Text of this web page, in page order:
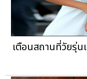
เตือนสถานที่วัยรุ่น